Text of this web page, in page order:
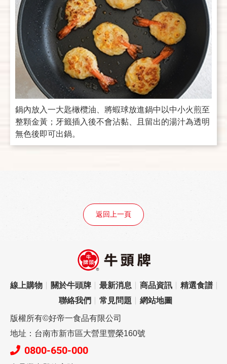
鍋內放入一大匙橄欖油、將蝦球放進鍋中以中小火煎至
整顆金黃；牙籤插入後不會沾黏、且留出的湯汁為透明
無色後即可出鍋。
返回上一頁
線上購物 關於牛頭牌 最新消息 商品資訊
精選食譜
聯絡我們
常見問題 網站地圖
版權所有©好帝一食品有限公司
地址：台南市新市區大營里豐榮160號
0800-650-000